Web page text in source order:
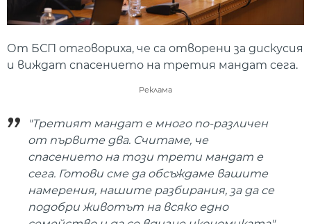
От БСП отговориха, че са отворени за дискусия
и виждат спасението на третия мандат сега.
Реклама
"Третият мандат е много по-различен
от първите два. Считаме, че
спасението на този трети мандат е
сега. Готови сме да обсъждаме вашите
намерения, нашите разбирания, за да се
подобри животът на всяко едно